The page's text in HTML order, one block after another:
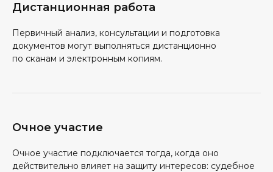
Дистанционная работа
Первичный анализ, консультации и подготовка
документов могут выполняться дистанционно
по сканам и электронным копиям.
Очное участие
Очное участие подключается тогда, когда оно
действительно влияет на защиту интересов: судебное